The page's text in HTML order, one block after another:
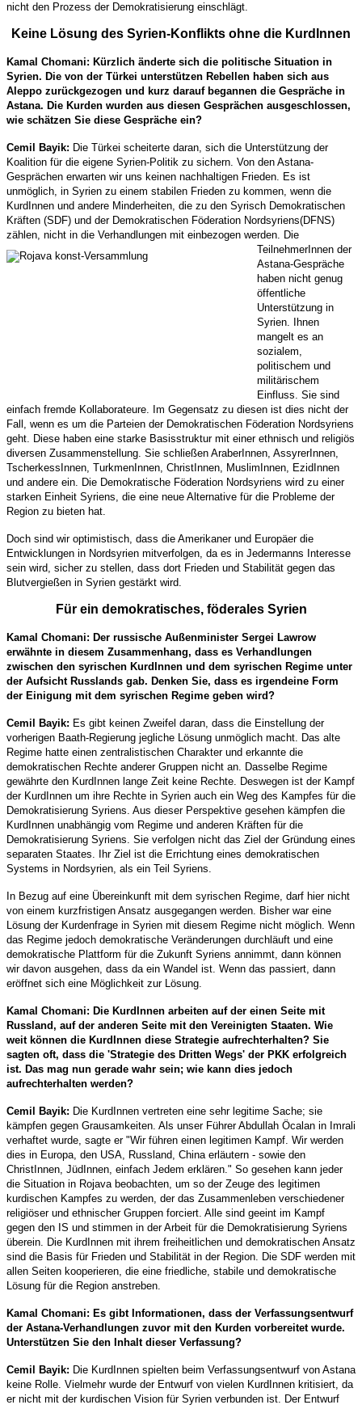
nicht den Prozess der Demokratisierung einschlägt.
Keine Lösung des Syrien-Konflikts ohne die KurdInnen
Kamal Chomani: Kürzlich änderte sich die politische Situation in
Syrien. Die von der Türkei unterstützen Rebellen haben sich aus
Aleppo zurückgezogen und kurz darauf begannen die Gespräche in
Astana. Die Kurden wurden aus diesen Gesprächen ausgeschlossen,
wie schätzen Sie diese Gespräche ein?
Cemil Bayik: Die Türkei scheiterte daran, sich die Unterstützung der
Koalition für die eigene Syrien-Politik zu sichern. Von den Astana-
Gesprächen erwarten wir uns keinen nachhaltigen Frieden. Es ist
unmöglich, in Syrien zu einem stabilen Frieden zu kommen, wenn die
KurdInnen und andere Minderheiten, die zu den Syrisch Demokratischen
Kräften (SDF) und der Demokratischen Föderation Nordsyriens(DFNS)
zählen, nicht in die Verhandlungen mit einbezogen werden. Die
TeilnehmerInnen der
Astana-Gespräche
haben nicht genug
öffentliche
Unterstützung in
Syrien. Ihnen
mangelt es an
sozialem,
politischem und
militärischem
Einfluss. Sie sind
einfach fremde Kollaborateure. Im Gegensatz zu diesen ist dies nicht der
Fall, wenn es um die Parteien der Demokratischen Föderation Nordsyriens
geht. Diese haben eine starke Basisstruktur mit einer ethnisch und religiös
diversen Zusammenstellung. Sie schließen AraberInnen, AssyrerInnen,
TscherkessInnen, TurkmenInnen, ChristInnen, MuslimInnen, EzidInnen
und andere ein. Die Demokratische Föderation Nordsyriens wird zu einer
starken Einheit Syriens, die eine neue Alternative für die Probleme der
Region zu bieten hat.
Doch sind wir optimistisch, dass die Amerikaner und Europäer die
Entwicklungen in Nordsyrien mitverfolgen, da es in Jedermanns Interesse
sein wird, sicher zu stellen, dass dort Frieden und Stabilität gegen das
Blutvergießen in Syrien gestärkt wird.
Für ein demokratisches, föderales Syrien
Kamal Chomani: Der russische Außenminister Sergei Lawrow
erwähnte in diesem Zusammenhang, dass es Verhandlungen
zwischen den syrischen KurdInnen und dem syrischen Regime unter
der Aufsicht Russlands gab. Denken Sie, dass es irgendeine Form
der Einigung mit dem syrischen Regime geben wird?
Cemil Bayik: Es gibt keinen Zweifel daran, dass die Einstellung der
vorherigen Baath-Regierung jegliche Lösung unmöglich macht. Das alte
Regime hatte einen zentralistischen Charakter und erkannte die
demokratischen Rechte anderer Gruppen nicht an. Dasselbe Regime
gewährte den KurdInnen lange Zeit keine Rechte. Deswegen ist der Kampf
der KurdInnen um ihre Rechte in Syrien auch ein Weg des Kampfes für die
Demokratisierung Syriens. Aus dieser Perspektive gesehen kämpfen die
KurdInnen unabhängig vom Regime und anderen Kräften für die
Demokratisierung Syriens. Sie verfolgen nicht das Ziel der Gründung eines
separaten Staates. Ihr Ziel ist die Errichtung eines demokratischen
Systems in Nordsyrien, als ein Teil Syriens.
In Bezug auf eine Übereinkunft mit dem syrischen Regime, darf hier nicht
von einem kurzfristigen Ansatz ausgegangen werden. Bisher war eine
Lösung der Kurdenfrage in Syrien mit diesem Regime nicht möglich. Wenn
das Regime jedoch demokratische Veränderungen durchläuft und eine
demokratische Plattform für die Zukunft Syriens annimmt, dann können
wir davon ausgehen, dass da ein Wandel ist. Wenn das passiert, dann
eröffnet sich eine Möglichkeit zur Lösung.
Kamal Chomani: Die KurdInnen arbeiten auf der einen Seite mit
Russland, auf der anderen Seite mit den Vereinigten Staaten. Wie
weit können die KurdInnen diese Strategie aufrechterhalten? Sie
sagten oft, dass die 'Strategie des Dritten Wegs' der PKK erfolgreich
ist. Das mag nun gerade wahr sein; wie kann dies jedoch
aufrechterhalten werden?
Cemil Bayik: Die KurdInnen vertreten eine sehr legitime Sache; sie
kämpfen gegen Grausamkeiten. Als unser Führer Abdullah Öcalan in Imrali
verhaftet wurde, sagte er "Wir führen einen legitimen Kampf. Wir werden
dies in Europa, den USA, Russland, China erläutern - sowie den
ChristInnen, JüdInnen, einfach Jedem erklären." So gesehen kann jeder
die Situation in Rojava beobachten, um so der Zeuge des legitimen
kurdischen Kampfes zu werden, der das Zusammenleben verschiedener
religiöser und ethnischer Gruppen forciert. Alle sind geeint im Kampf
gegen den IS und stimmen in der Arbeit für die Demokratisierung Syriens
überein. Die KurdInnen mit ihrem freiheitlichen und demokratischen Ansatz
sind die Basis für Frieden und Stabilität in der Region. Die SDF werden mit
allen Seiten kooperieren, die eine friedliche, stabile und demokratische
Lösung für die Region anstreben.
Kamal Chomani: Es gibt Informationen, dass der Verfassungsentwurf
der Astana-Verhandlungen zuvor mit den Kurden vorbereitet wurde.
Unterstützen Sie den Inhalt dieser Verfassung?
Cemil Bayik: Die KurdInnen spielten beim Verfassungsentwurf von Astana
keine Rolle. Vielmehr wurde der Entwurf von vielen KurdInnen kritisiert, da
er nicht mit der kurdischen Vision für Syrien verbunden ist. Der Entwurf